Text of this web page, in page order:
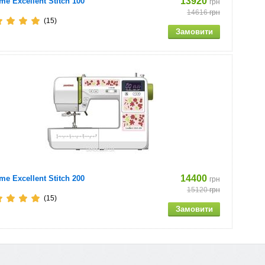
грн
14616грн
(15)
Excellent Stitch 200 14400 грн
15120грн
(15)